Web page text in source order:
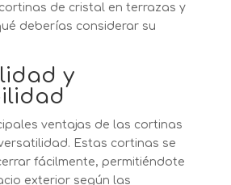
de cristal en terrazas y
deberías considerar su
y
ventajas de las cortinas
Estas cortinas se
fácilmente, permitiéndote
exterior según las